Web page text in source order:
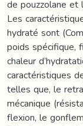
de pouzzolane et
Les
hydraté sont
poids spécifique,
chaleur
caractéristiques
telles que, le
mécanique
flexion, le